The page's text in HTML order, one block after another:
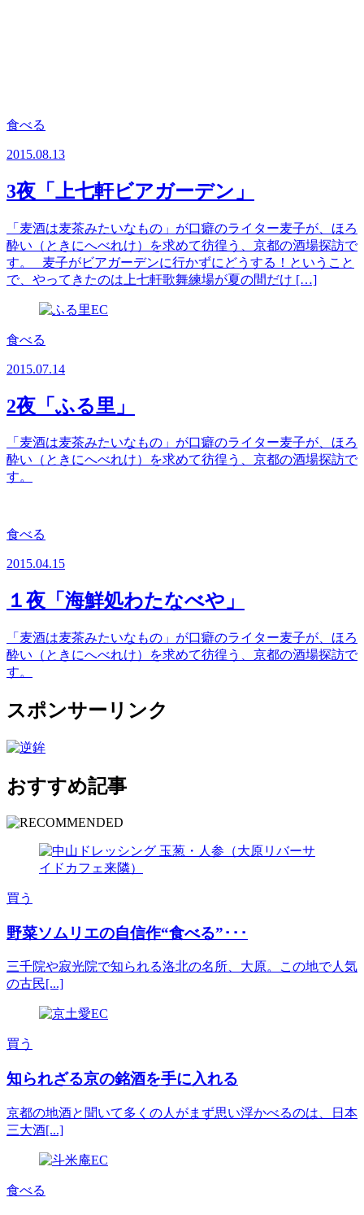
食べる
2015.08.13
3夜「上七軒ビアガーデン」
「麦酒は麦茶みたいなもの」が口癖のライター麦子が、ほろ
酔い（ときにへべれけ）を求めて彷徨う、京都の酒場探訪で
す。 麦子がビアガーデンに行かずにどうする！ということ
で、やってきたのは上七軒歌舞練場が夏の間だけ […]
食べる
2015.07.14
2夜「ふる里」
「麦酒は麦茶みたいなもの」が口癖のライター麦子が、ほろ
酔い（ときにへべれけ）を求めて彷徨う、京都の酒場探訪で
す。
食べる
2015.04.15
１夜「海鮮処わたなべや」
「麦酒は麦茶みたいなもの」が口癖のライター麦子が、ほろ
酔い（ときにへべれけ）を求めて彷徨う、京都の酒場探訪で
す。
スポンサーリンク
おすすめ記事
買う
野菜ソムリエの自信作“食べる”･･･
三千院や寂光院で知られる洛北の名所、大原。この地で人気
の古民[...]
買う
知られざる京の銘酒を手に入れる
京都の地酒と聞いて多くの人がまず思い浮かべるのは、日本
三大酒[...]
食べる